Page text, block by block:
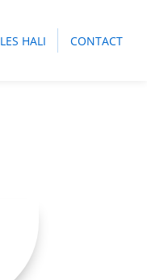
LES HALI CONTACT